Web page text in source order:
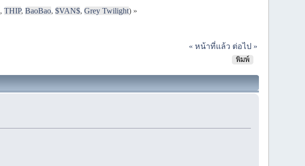
, THIP, BaoBao, $VAN$, Grey Twilight) »
« หน้าที่แล้ว ต่อไป »
พิมพ์